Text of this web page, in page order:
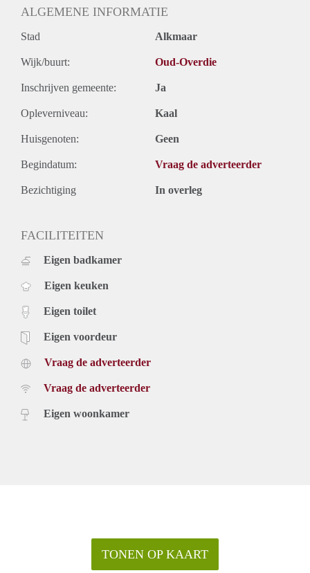
ALGEMENE INFORMATIE
Stad Alkmaar
Wijk/buurt: Oud-Overdie
Inschrijven gemeente: Ja
Opleverniveau: Kaal
Huisgenoten: Geen
Begindatum: Vraag de adverteerder
Bezichtiging In overleg
FACILITEITEN
Eigen badkamer
Eigen keuken
Eigen toilet
Eigen voordeur
Vraag de adverteerder
Vraag de adverteerder
Eigen woonkamer
TONEN OP KAART